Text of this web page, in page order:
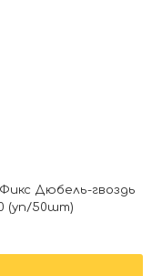
Дюбель-гвоздь
(уп/50шт)